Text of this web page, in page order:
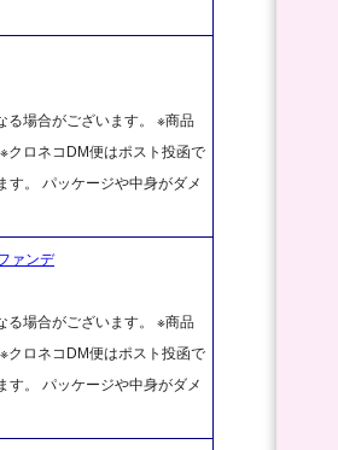
る場合がございます。 ※商品
クロネコDM便はポスト投函で
す。 パッケージや中身がダメ
ァンデ
る場合がございます。 ※商品
クロネコDM便はポスト投函で
す。 パッケージや中身がダメ